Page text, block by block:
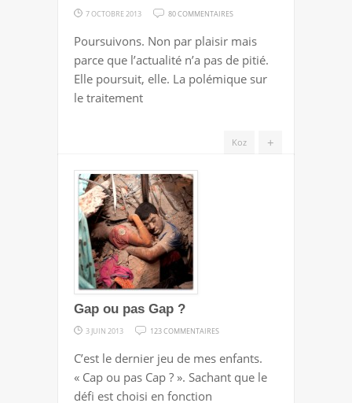
7 OCTOBRE 2013 80 COMMENTAIRES
PAR
LES
PLEURS
Poursuivons. Non par plaisir mais
parce que l’actualité n’a pas de pitié.
Elle poursuit, elle. La polémique sur
le traitement
+
Koz
Gap ou pas Gap ?
3 JUIN 2013 123 COMMENTAIRES
OU
PAS
C’est le dernier jeu de mes enfants.
« Cap ou pas Cap ? ». Sachant que le
défi est choisi en fonction